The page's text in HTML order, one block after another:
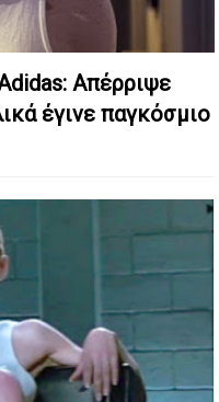
Απέρριψε
έγινε παγκόσμιο